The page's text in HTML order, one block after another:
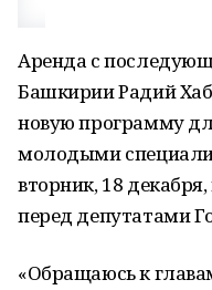
Аренда с
Башкирии Радий
новую программу
молодыми
вторник, 18
перед депутатами
«Обращаюсь к